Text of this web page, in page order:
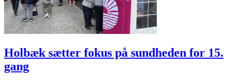
Holbæk sætter fokus på sundheden for 15.
gang